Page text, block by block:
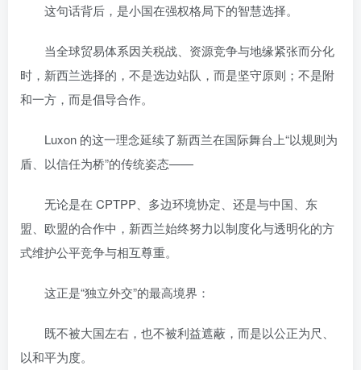
这句话背后，是小国在强权格局下的智慧选择。
当全球贸易体系因关税战、资源竞争与地缘紧张而分化
时，新西兰选择的，不是选边站队，而是坚守原则；不是附
和一方，而是倡导合作。
Luxon 的这一理念延续了新西兰在国际舞台上“以规则为
盾、以信任为桥”的传统姿态——
无论是在 CPTPP、多边环境协定、还是与中国、东
盟、欧盟的合作中，新西兰始终努力以制度化与透明化的方
式维护公平竞争与相互尊重。
这正是“独立外交”的最高境界：
既不被大国左右，也不被利益遮蔽，而是以公正为尺、
以和平为度。